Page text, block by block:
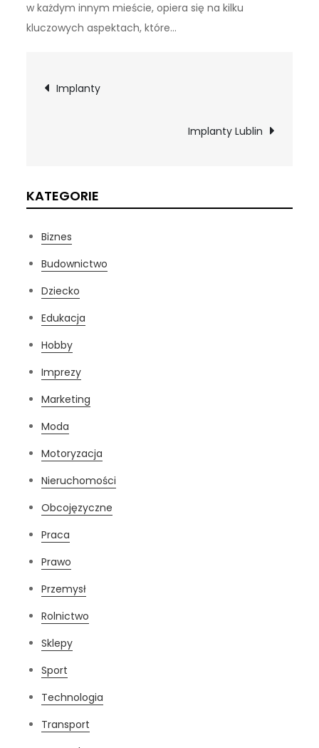
w każdym innym mieście, opiera się na kilku
kluczowych aspektach, które…
Nawigacja
Implanty
Implanty Lublin
KATEGORIE
Biznes
Budownictwo
Dziecko
Edukacja
Hobby
Imprezy
Marketing
Moda
Motoryzacja
Nieruchomości
Obcojęzyczne
Praca
Prawo
Przemysł
Rolnictwo
Sklepy
Sport
Technologia
Transport